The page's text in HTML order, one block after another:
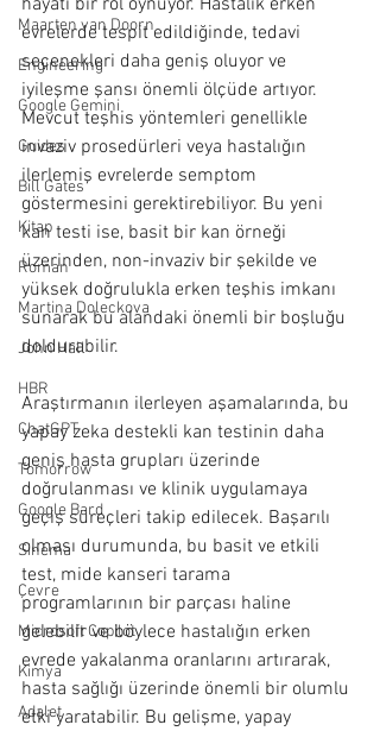
Maarten van Doorn
Engineering
Google Gemini
Guides
Bill Gates
Kitap
Roman
Martina Doleckova
John Hall
HBR
ChatGPT
Tomorrow
Google Bard
Sinema
Çevre
Microsoft Copilot
Kimya
Adalet
evrelerde tespit edildiğinde, tedavi
seçenekleri daha geniş oluyor ve
iyileşme şansı önemli ölçüde artıyor.
Mevcut teşhis yöntemleri genellikle
invaziv prosedürleri veya hastalığın
ilerlemiş evrelerde semptom
göstermesini gerektirebiliyor. Bu yeni
kan testi ise, basit bir kan örneği
üzerinden, non-invaziv bir şekilde ve
yüksek doğrulukla erken teşhis imkanı
sunarak bu alandaki önemli bir boşluğu
doldurabilir.
Araştırmanın ilerleyen aşamalarında, bu
yapay zeka destekli kan testinin daha
geniş hasta grupları üzerinde
doğrulanması ve klinik uygulamaya
geçiş süreçleri takip edilecek. Başarılı
olması durumunda, bu basit ve etkili
test, mide kanseri tarama
programlarının bir parçası haline
gelebilir ve böylece hastalığın erken
evrede yakalanma oranlarını artırarak,
hasta sağlığı üzerinde önemli bir olumlu
etki yaratabilir. Bu gelişme, yapay